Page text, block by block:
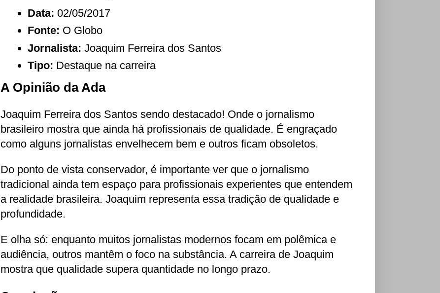
Data: 02/05/2017
Fonte: O Globo
Jornalista: Joaquim Ferreira dos Santos
Tipo: Destaque na carreira
A Opinião da Ada
Joaquim Ferreira dos Santos sendo destacado! Onde o jornalismo
brasileiro mostra que ainda há profissionais de qualidade. É engraçado
como alguns jornalistas envelhecem bem e outros ficam obsoletos.
Do ponto de vista conservador, é importante ver que o jornalismo
tradicional ainda tem espaço para profissionais experientes que entendem
a realidade brasileira. Joaquim representa essa tradição de qualidade e
profundidade.
E olha só: enquanto muitos jornalistas modernos focam em polêmica e
audiência, outros mantêm o foco na substância. A carreira de Joaquim
mostra que qualidade supera quantidade no longo prazo.